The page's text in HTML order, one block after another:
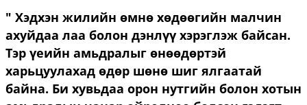
" Хэдхэн жилийн өмнө хөдөөгийн малчин
ахуйдаа лаа болон дэнлүү хэрэглэж байсан.
Тэр үеийн амьдралыг өнөөдөртэй
харьцуулахад өдөр шөнө шиг ялгаатай
байна. Би хувьдаа орон нутгийн болон хотын